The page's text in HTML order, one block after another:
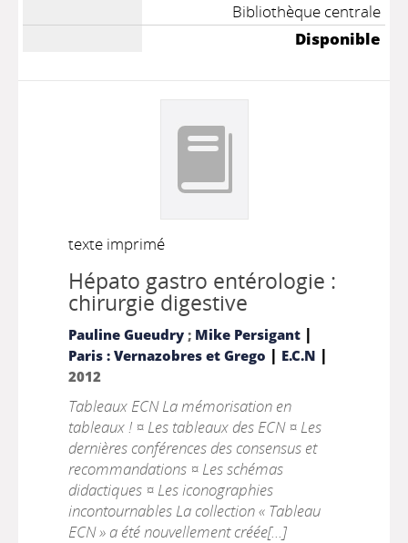
Bibliothèque centrale
Disponible
texte imprimé
Hépato gastro entérologie :
chirurgie digestive
Pauline Gueudry; Mike Persigant |
Paris : Vernazobres et Grego | E.C.N |
2012
Tableaux ECN La mémorisation en
tableaux ! ¤ Les tableaux des ECN ¤ Les
dernières conférences des consensus et
recommandations ¤ Les schémas
didactiques ¤ Les iconographies
incontournables La collection « Tableau
ECN » a été nouvellement créée[...]